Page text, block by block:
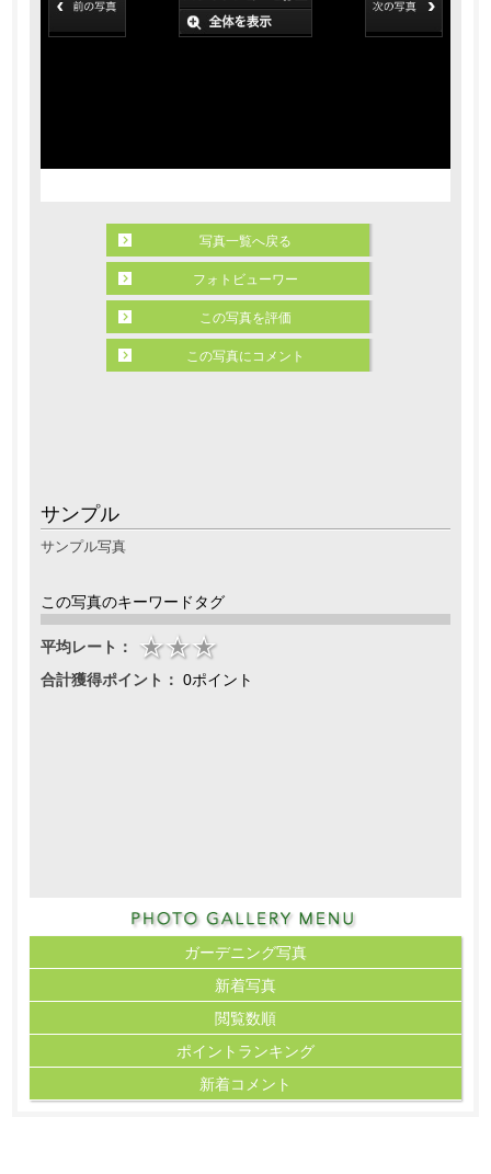
サンプル
サンプル写真
この写真のキーワードタグ
平均レート：
合計獲得ポイント： 0ポイント
写真一覧へ戻る
フォトビューワー
この写真を評価
この写真にコメント
ガーデニング写真
新着写真
閲覧数順
ポイント ランキング
新着コメント